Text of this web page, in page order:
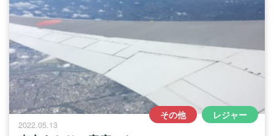
2022.05.13
その他 レジャー